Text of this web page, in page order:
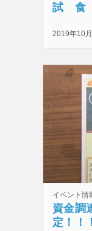
試 食
2019年10
イベント情
資金調
定！！